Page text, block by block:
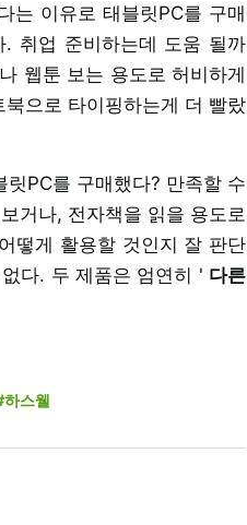
는 이유로 태블릿PC를 구매
취업 준비하는데 도움 될까
웹툰 보는 용도로 허비하게
으로 타이핑하는게 더 빨랐
PC를 구매했다? 만족할 수
거나, 전자책을 읽을 용도로
떻게 활용할 것인지 잘 판단
다. 두 제품은 엄연히 ' 다른
하스웰